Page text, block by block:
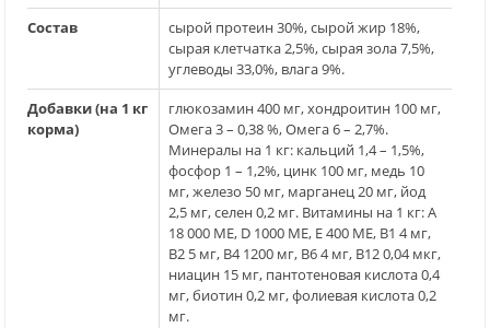
Состав
cырой протеин 30%, сырой жир 18%,
сырая клетчатка 2,5%, сырая зола 7,5%,
углеводы 33,0%, влага 9%.
Добавки (на 1 кг
корма)
глюкозамин 400 мг, хондроитин 100 мг,
Омега 3 – 0,38 %, Омега 6 – 2,7%.
Минералы на 1 кг: кальций 1,4 – 1,5%,
фосфор 1 – 1,2%, цинк 100 мг, медь 10
мг, железо 50 мг, марганец 20 мг, йод
2,5 мг, селен 0,2 мг. Витамины на 1 кг: А
18 000 МЕ, D 1000 ME, E 400 ME, B1 4 мг,
В2 5 мг, В4 1200 мг, В6 4 мг, В12 0,04 мкг,
ниацин 15 мг, пантотеновая кислота 0,4
мг, биотин 0,2 мг, фолиевая кислота 0,2
мг.